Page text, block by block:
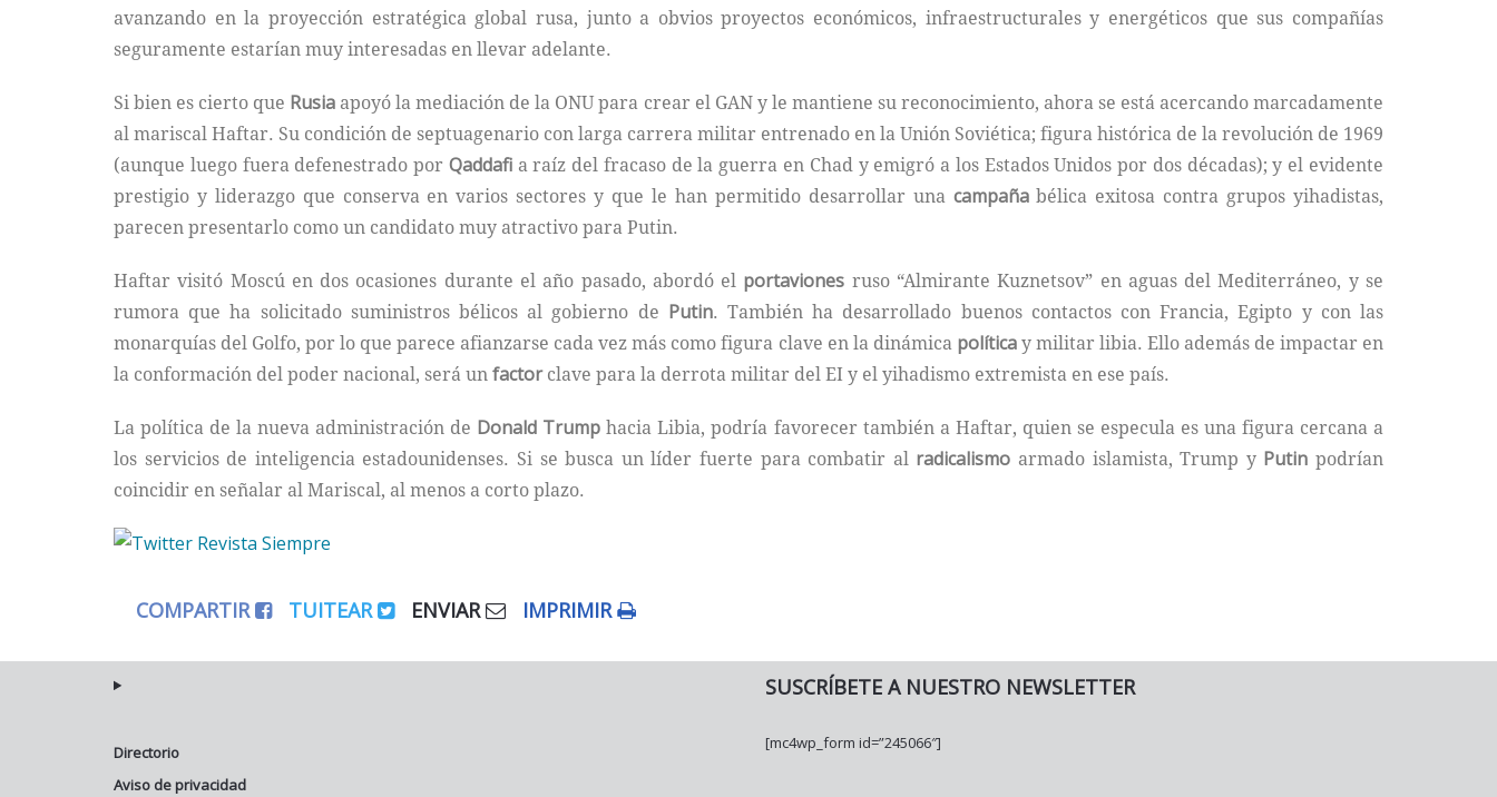
avanzando en la proyección estratégica global rusa, junto a obvios proyectos económicos, infraestructurales y energéticos que sus compañías
seguramente estarían muy interesadas en llevar adelante.
Si bien es cierto que Rusia apoyó la mediación de la ONU para crear el GAN y le mantiene su reconocimiento, ahora se está acercando marcadamente
al mariscal Haftar. Su condición de septuagenario con larga carrera militar entrenado en la Unión Soviética; figura histórica de la revolución de 1969
(aunque luego fuera defenestrado por Qaddafia raíz del fracaso de la guerra en Chad y emigró a los Estados Unidos por dos décadas); y el evidente
prestigio y liderazgo que conserva en varios sectores y que le han permitido desarrollar una campañabélica exitosa contra grupos yihadistas,
parecen presentarlo como un candidato muy atractivo para Putin.
Haftar visitó Moscú en dos ocasiones durante el año pasado, abordó el portaviones ruso “Almirante Kuznetsov” en aguas del Mediterráneo, y se
rumora que ha solicitado suministros bélicos al gobierno de Putin. También ha desarrollado buenos contactos con Francia, Egipto y con las
monarquías del Golfo, por lo que parece afianzarse cada vez más como figura clave en la dinámica políticay militar libia. Ello además de impactar en
la conformación del poder nacional, será unfactorclave para la derrota militar del EI y el yihadismo extremista en ese país.
La política de la nueva administración de Donald Trump hacia Libia, podría favorecer también a Haftar, quien se especula es una figura cercana a
los servicios de inteligencia estadounidenses. Si se busca un líder fuerte para combatir al radicalismo armado islamista, Trump y Putin podrían
coincidir en señalar al Mariscal, al menos a corto plazo.
COMPARTIR TUITEAR ENVIAR IMPRIMIR
Directorio
Aviso de privacidad
SUSCRÍBETE A NUESTRO NEWSLETTER
[mc4wp_form id=”245066″]